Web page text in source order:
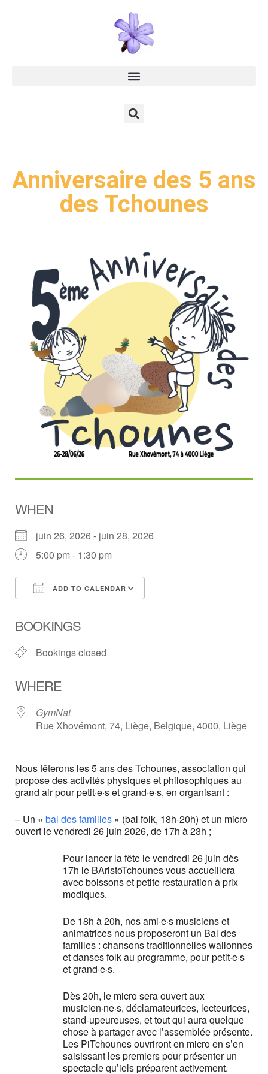
Anniversaire des 5 ans
des Tchounes
WHEN
juin 26, 2026 - juin 28, 2026
5:00 pm - 1:30 pm
ADD TO CALENDAR
BOOKINGS
Bookings closed
WHERE
GymNat
Rue Xhovémont, 74, Liège, Belgique, 4000, Liège
Nous fêterons les 5 ans des Tchounes, association qui
propose des activités physiques et philosophiques au
grand air pour petit·e·s et grand·e·s, en organisant :
– Un « bal des familles » (bal folk, 18h-20h) et un micro
ouvert le vendredi 26 juin 2026, de 17h à 23h ;
Pour lancer la fête le vendredi 26 juin dès
17h le BAristoTchounes vous accueillera
avec boissons et petite restauration à prix
modiques.
De 18h à 20h, nos ami·e·s musiciens et
animatrices nous proposeront un Bal des
familles : chansons traditionnelles wallonnes
et danses folk au programme, pour petit·e·s
et grand·e·s.
Dès 20h, le micro sera ouvert aux
musicien·ne·s, déclamateurices, lecteurices,
stand-upeureuses, et tout qui aura quelque
chose à partager avec l’assemblée présente.
Les PiTchounes ouvriront en micro en s’en
saisissant les premiers pour présenter un
spectacle qu’iels préparent activement.